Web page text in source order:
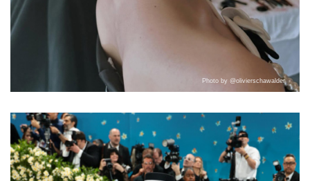
Photo by @olivierschawalder